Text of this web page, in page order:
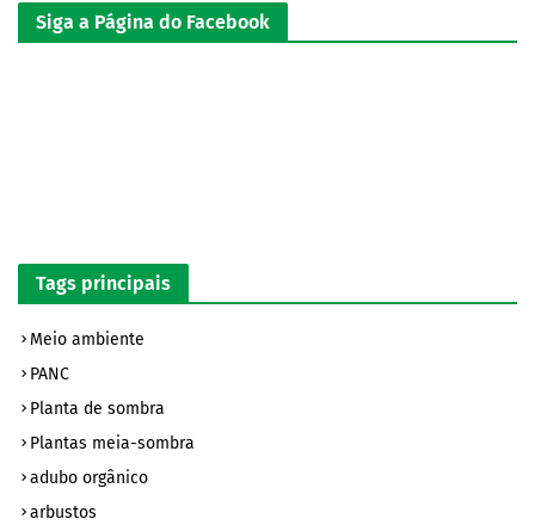
Siga a Página do Facebook
Tags principais
Meio ambiente
PANC
Planta de sombra
Plantas meia-sombra
adubo orgânico
arbustos